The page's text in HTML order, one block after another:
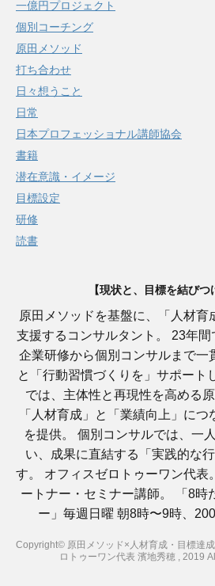
一億円プロジェクト
個別コーチング
原田メソッド
打ち合わせ
日々想うこと
日常
日本プロフェッショナル講師協会
書籍
潜在意識・イメージ
目標設定
研修
読書
【現状と、目標を結びつ
原田メソッドを基盤に、「人材育
支援するコンサルタント。 23年間
企業研修から個別コンサルまで一
と「行動習慣づくりを」サポート
では、主体性と再現性を高める
「人材育成」と「業績向上」に
を提供。 個別コンサルでは、一
い、成果に直結する「実践的な
す。 オフィスゼロトゥーワン代表
ートナー・セミナー講師。 「8時
ー」毎週日曜 朝8時〜9時、
Copyright© 原田メソッド×人材育成・目標達成
ロトゥーワン代表 濱地秀穂 , 2019